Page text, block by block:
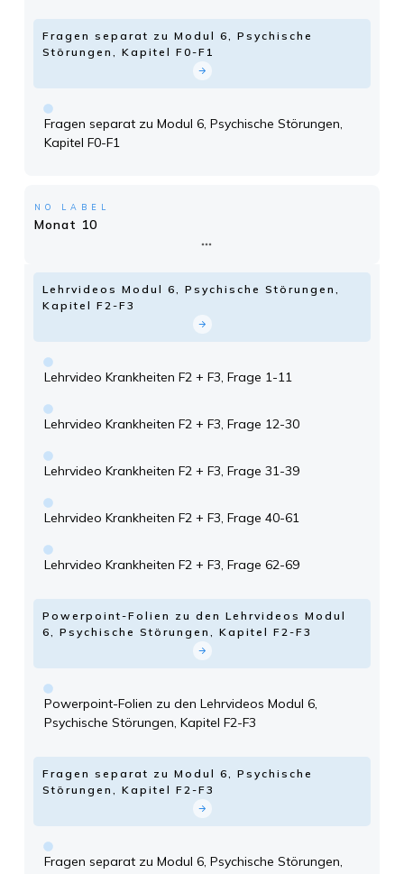
Fragen separat zu Modul 6, Psychische
Störungen, Kapitel F0-F1
Fragen separat zu Modul 6, Psychische Störungen,
Kapitel F0-F1
NO LABEL
Monat 10
Lehrvideos Modul 6, Psychische Störungen,
Kapitel F2-F3
Lehrvideo Krankheiten F2 + F3, Frage 1-11
Lehrvideo Krankheiten F2 + F3, Frage 12-30
Lehrvideo Krankheiten F2 + F3, Frage 31-39
Lehrvideo Krankheiten F2 + F3, Frage 40-61
Lehrvideo Krankheiten F2 + F3, Frage 62-69
Powerpoint-Folien zu den Lehrvideos Modul
6, Psychische Störungen, Kapitel F2-F3
Powerpoint-Folien zu den Lehrvideos Modul 6,
Psychische Störungen, Kapitel F2-F3
Fragen separat zu Modul 6, Psychische
Störungen, Kapitel F2-F3
Fragen separat zu Modul 6, Psychische Störungen,